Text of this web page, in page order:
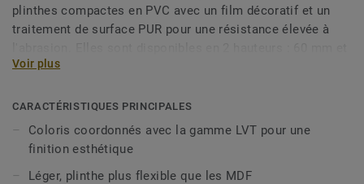
plinthes compactes en PVC avec un film décoratif et un
traitement de surface PUR pour une résistance élevée à
80 mm (gamme Ultimate) et ont des couleurs coordonnées
décoratives sont compatibles avec tous nos revêtements
LVT (à coller, à cliquer et en pose libre).
Voir plus
CARACTÉRISTIQUES PRINCIPALES
Coloris coordonnés avec la gamme LVT pour une
finition esthétique
Léger, plinthe plus flexible que les MDF